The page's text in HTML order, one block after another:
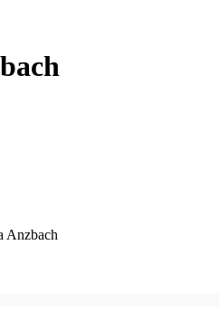
Anzbach